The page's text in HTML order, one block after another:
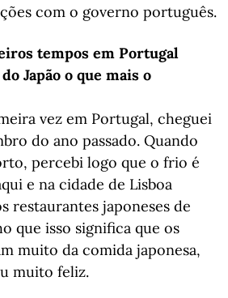
com o governo português.
tempos em Portugal
Japão o que mais o
vez em Portugal, cheguei
do ano passado. Quando
percebi logo que o frio é
e na cidade de Lisboa
restaurantes japoneses de
que isso significa que os
muito da comida japonesa,
muito feliz.